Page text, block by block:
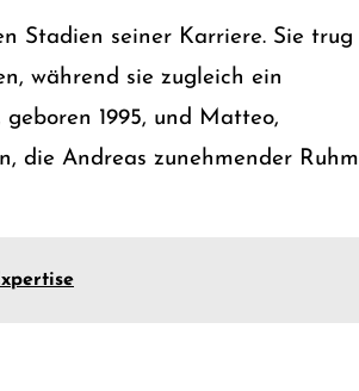
Stadien seiner Karriere. Sie trug
während sie zugleich ein
1995, und Matteo,
die Andreas zunehmender Ruhm